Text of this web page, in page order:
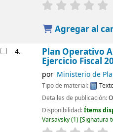
Agregar al
4. Plan Operativo
Ejercicio Fiscal
por Ministerio de
Tipo de material:
Detalles de publicación:
Disponibilidad:Ítems
Varsavsky(1) Signatura